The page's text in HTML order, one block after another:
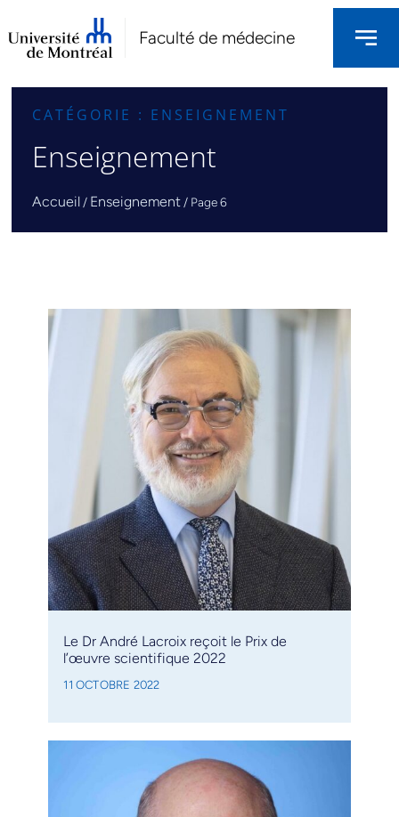
Faculté de médecine
CATÉGORIE : ENSEIGNEMENT
Enseignement
Accueil / Enseignement/ Page 6
Le Dr André Lacroix reçoit le Prix de
l’œuvre scientifique 2022
11 OCTOBRE 2022